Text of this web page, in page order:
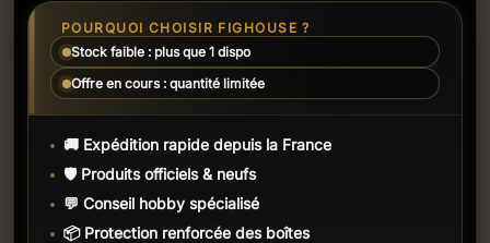
POURQUOI CHOISIR FIGHOUSE ?
Stock faible : plus que 1 dispo
Offre en cours : quantité limitée
🚚 Expédition rapide depuis la France
🛡️ Produits officiels & neufs
💬 Conseil hobby spécialisé
📦 Protection renforcée des boîtes